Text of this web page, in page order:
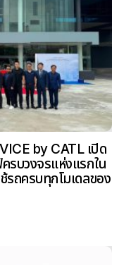
by CATL เปิด
รบวงจรแห่งแรกใน
รถครบทุกโมเดลของ